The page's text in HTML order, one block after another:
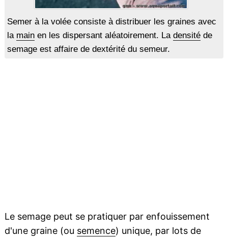
Semer à la volée consiste à distribuer les graines avec
la mainen les dispersant aléatoirement. La densitéde
semage est affaire de dextérité du semeur.
Le semage peut se pratiquer par enfouissement
d'une graine (ou semence) unique, par lots de